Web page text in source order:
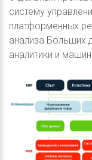
систему
платформенных
анализа Больших
аналитики и